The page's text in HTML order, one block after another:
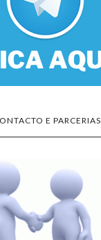
E PARCERIAS